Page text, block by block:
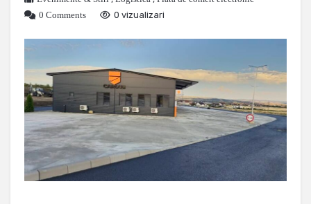
0 Comments
0 vizualizari